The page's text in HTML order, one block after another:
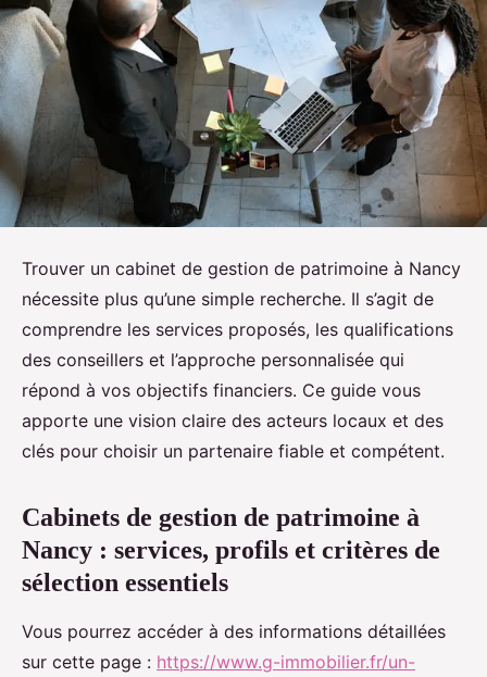
Trouver un cabinet de gestion de patrimoine à Nancy
nécessite plus qu’une simple recherche. Il s’agit de
comprendre les services proposés, les qualifications
des conseillers et l’approche personnalisée qui
répond à vos objectifs financiers. Ce guide vous
apporte une vision claire des acteurs locaux et des
clés pour choisir un partenaire fiable et compétent.
Cabinets de gestion de patrimoine à
Nancy : services, profils et critères de
sélection essentiels
Vous pourrez accéder à des informations détaillées
sur cette page : https://www.g-immobilier.fr/un-